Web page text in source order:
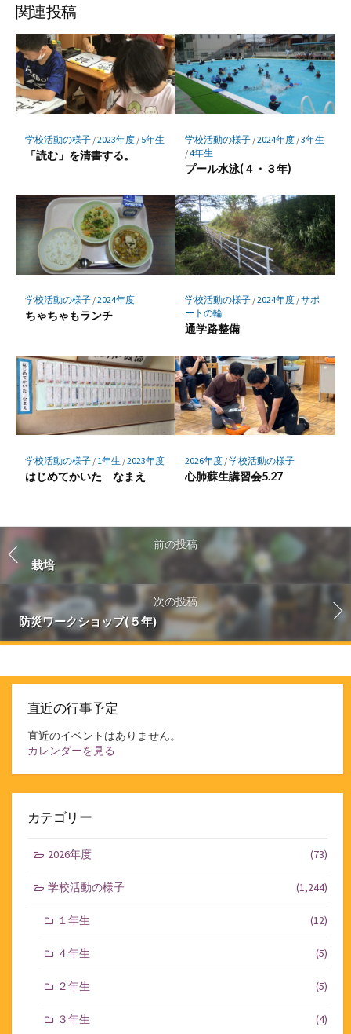
ア
ク
マ
ー
ク
に
存
関連投稿
学校活動の様子/2023年度/5年生
「読む」を清書する。
学校活動の様子/2024年度/3年生
/4年生
プール水泳(４・３年)
学校活動の様子/2024年度
ちゃちゃもランチ
学校活動の様子/2024年度/サポ
ートの輪
通学路整備
学校活動の様子/ 1年生 /2023年度
はじめてかいた なまえ
2026年度/学校活動の様子
心肺蘇生講習会5.27
前の投稿
栽培
次の投稿
防災ワークショップ(５年)
直近の行事予定
直近のイベントはありません。
カレンダーを見る
カテゴリー
2026年度 (73)
学校活動の様子 (1,244)
１年生 (12)
４年生 (5)
２年生 (5)
３年生 (4)